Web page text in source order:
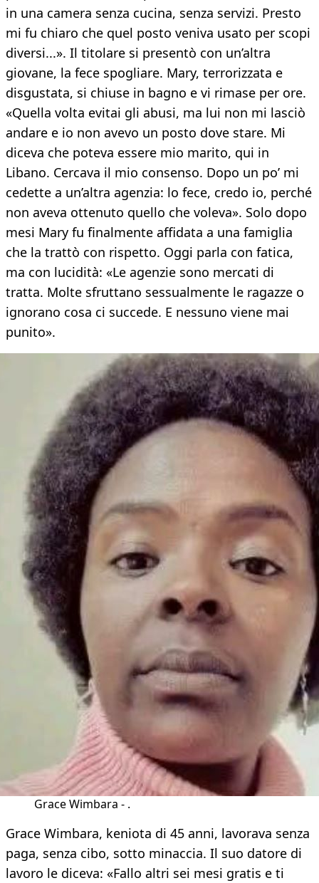
in una camera senza cucina, senza servizi. Presto
mi fu chiaro che quel posto veniva usato per scopi
diversi...». Il titolare si presentò con un’altra
giovane, la fece spogliare. Mary, terrorizzata e
disgustata, si chiuse in bagno e vi rimase per ore.
«Quella volta evitai gli abusi, ma lui non mi lasciò
andare e io non avevo un posto dove stare. Mi
diceva che poteva essere mio marito, qui in
Libano. Cercava il mio consenso. Dopo un po’ mi
cedette a un’altra agenzia: lo fece, credo io, perché
non aveva ottenuto quello che voleva». Solo dopo
mesi Mary fu finalmente affidata a una famiglia
che la trattò con rispetto. Oggi parla con fatica,
ma con lucidità: «Le agenzie sono mercati di
tratta. Molte sfruttano sessualmente le ragazze o
ignorano cosa ci succede. E nessuno viene mai
punito».
Grace Wimbara - .
Grace Wimbara, keniota di 45 anni, lavorava senza
paga, senza cibo, sotto minaccia. Il suo datore di
lavoro le diceva: «Fallo altri sei mesi gratis e ti